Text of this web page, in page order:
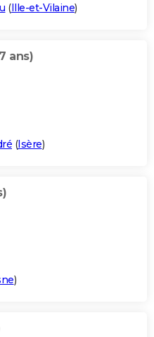
(Ille-et-Vilaine)
ans)
(Isère)
)